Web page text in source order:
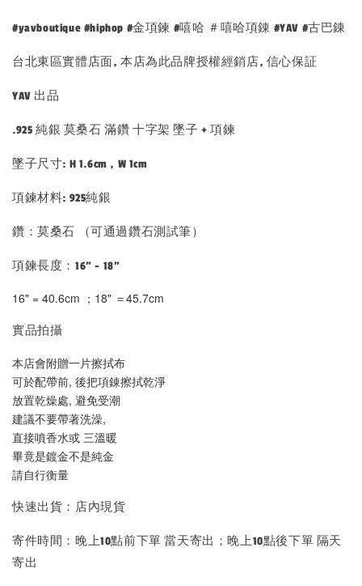
#yavboutique #hiphop #金項鍊 #嘻哈 ＃嘻哈項錬 #YAV #古巴錬
台北東區實體店面, 本店為此品牌授權經銷店, 信心保証
YAV 出品
.925 純銀 莫桑石 滿鑽 十字架 墜子 + 項鍊
墜子尺寸: H 1.6cm , W 1cm
項鍊材料: 925純銀
鑽：莫桑石 （可通過鑽石測試筆）
項鍊長度：16" - 18"
16" = 40.6cm ；18" ＝45.7cm
實品拍攝
本店會附贈一片擦拭布
可於配帶前, 後把項錬擦拭乾淨
放置乾燥處, 避免受潮
建議不要帶著洗澡,
直接噴香水或 三溫暖
畢竟是鍍金不是純金
請自行衡量
快速出貨：店內現貨
寄件時間：晚上10點前下單 當天寄出；晚上10點後下單 隔天
寄出